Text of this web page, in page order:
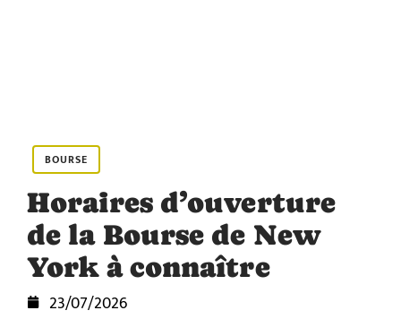
BOURSE
Horaires d’ouverture
de la Bourse de New
York à connaître
23/07/2026